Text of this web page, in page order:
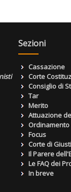
Sezioni
Cassazione
Corte
Consiglio di
Tar
Merito
Attuazione
Focus
Corte di
Il Parere
Le FAQ dei
In breve